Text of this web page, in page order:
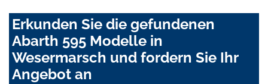
Erkunden Sie die gefundenen
Abarth 595 Modelle in
Wesermarsch und fordern Sie Ihr
Angebot an